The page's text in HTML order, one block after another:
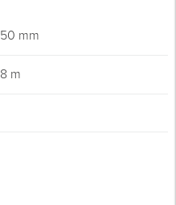
50 mm
8 m